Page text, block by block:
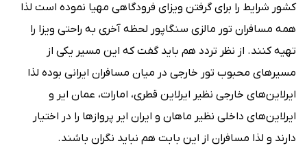
کشور شرایط را برای گرفتن ویزای فرودگاهی مهیا نموده است لذا
همه مسافران تور مالزی سنگاپور لحظه آخری به راحتی ویزا را
تهیه کنند. از نظر تردد هم باید گفت که این مسیر یکی از
مسیرهای محبوب تور خارجی در میان مسافران ایرانی بوده لذا
ایرلاین‌های خارجی نظیر ایرلاین قطری، امارات، عمان ایر و
ایرلاین‌های داخلی نظیر ماهان و ایران ایر پروازها را در اختیار
دارند و لذا مسافران از این بابت هم نباید نگران باشند.